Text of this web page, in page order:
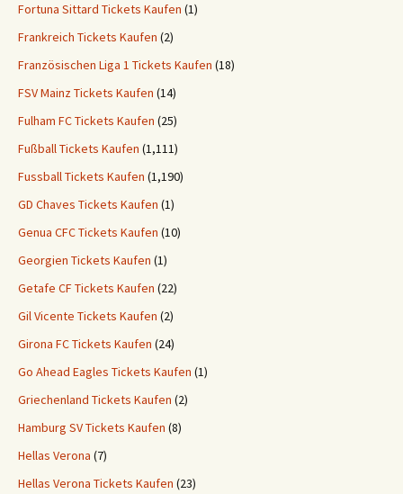
Fortuna Sittard Tickets Kaufen (1)
Frankreich Tickets Kaufen (2)
Französischen Liga 1 Tickets Kaufen (18)
FSV Mainz Tickets Kaufen (14)
Fulham FC Tickets Kaufen (25)
Fußball Tickets Kaufen (1,111)
Fussball Tickets Kaufen (1,190)
GD Chaves Tickets Kaufen (1)
Genua CFC Tickets Kaufen (10)
Georgien Tickets Kaufen (1)
Getafe CF Tickets Kaufen (22)
Gil Vicente Tickets Kaufen (2)
Girona FC Tickets Kaufen (24)
Go Ahead Eagles Tickets Kaufen (1)
Griechenland Tickets Kaufen (2)
Hamburg SV Tickets Kaufen (8)
Hellas Verona (7)
Hellas Verona Tickets Kaufen (23)